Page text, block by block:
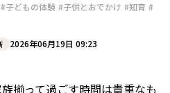
#子どもの体験 #子供とおでかけ #知育 #
2026年06月19日 09:23
揃って過ごす時間は貴重なも